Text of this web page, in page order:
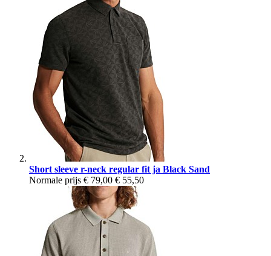
Short sleeve r-neck regular fit ja Black Sand
Normale prijs € 79,00 € 55,50